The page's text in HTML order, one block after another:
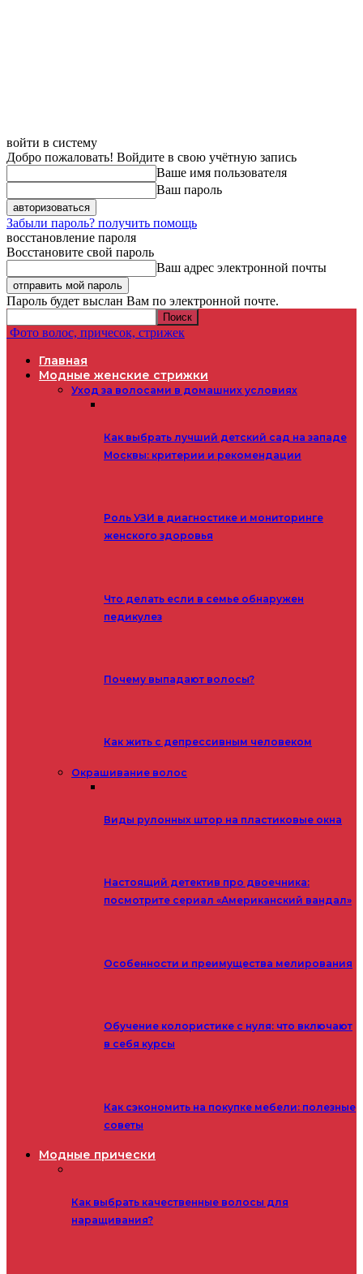
войти в систему
Добро пожаловать! Войдите в свою учётную запись
Ваше имя пользователя
Ваш пароль
Забыли пароль? получить помощь
восстановление пароля
Восстановите свой пароль
Ваш адрес электронной почты
Пароль будет выслан Вам по электронной почте.
Фото волос, причесок, стрижек
Главная
Модные женские стрижки
Уход за волосами в домашних условиях
Как выбрать лучший детский сад на западе
Москвы: критерии и рекомендации
Роль УЗИ в диагностике и мониторинге
женского здоровья
Что делать если в семье обнаружен
педикулез
Почему выпадают волосы?
Как жить с депрессивным человеком
Окрашивание волос
Виды рулонных штор на пластиковые окна
Настоящий детектив про двоечника:
посмотрите сериал «Американский вандал»
Особенности и преимущества мелирования
Обучение колористике с нуля: что включают
в себя курсы
Как сэкономить на покупке мебели: полезные
советы
Модные прически
Как выбрать качественные волосы для
наращивания?